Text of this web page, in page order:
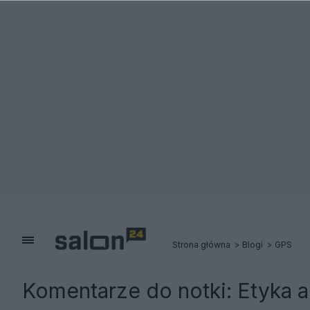
Strona główna Blogi GPS
Komentarze do notki: Etyka